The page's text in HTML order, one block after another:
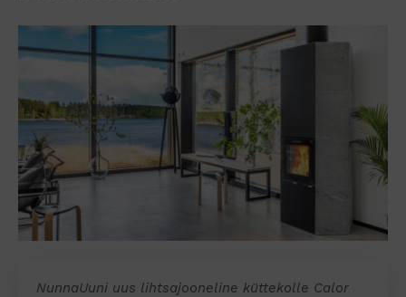
NunnaUuni uus lihtsajooneline küttekolle Calor